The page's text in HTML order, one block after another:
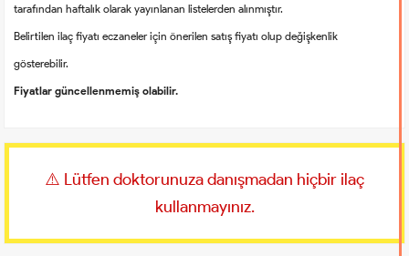
tarafından haftalık olarak yayınlanan listelerden alınmıştır.
Belirtilen ilaç fiyatı eczaneler için önerilen satış fiyatı olup değişkenlik
gösterebilir.
Fiyatlar güncellenmemiş olabilir.
⚠️ Lütfen doktorunuza danışmadan hiçbir ilaç
kullanmayınız.